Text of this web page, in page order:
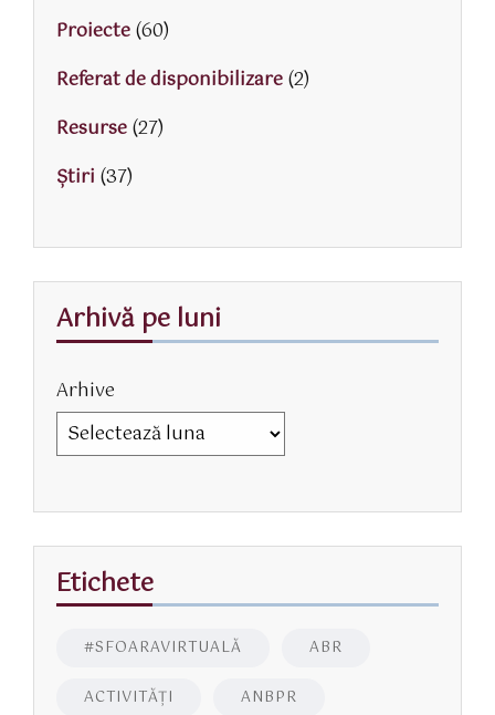
Proiecte(60)
Referat de disponibilizare(2)
Resurse(27)
Știri (37)
Arhivă pe luni
Arhive
Etichete
#SFOARAVIRTUALĂ ABR
ACTIVITĂŢI ANBPR